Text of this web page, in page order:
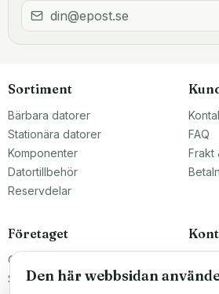
Sortiment
Bärbara datorer
Stationära datorer
Komponenter
Datortillbehör
Reservdelar
FAQ
Frakt
Företaget
Om oss
Större inköp?
Den här webbsidan